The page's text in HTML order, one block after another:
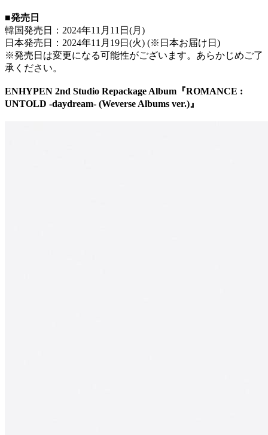
■発売日
韓国発売日：2024年11月11日(月)
日本発売日：2024年11月19日(火) (※日本お届け日)
※発売日は変更になる可能性がございます。あらかじめご了
承ください。
ENHYPEN 2nd Studio Repackage Album『ROMANCE :
UNTOLD -daydream- (Weverse Albums ver.)』